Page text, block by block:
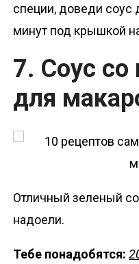
специи, доведи соус
минут под крышкой
7. Соус
для
Отличный зеленый
надоели.
Тебе понадобятся: